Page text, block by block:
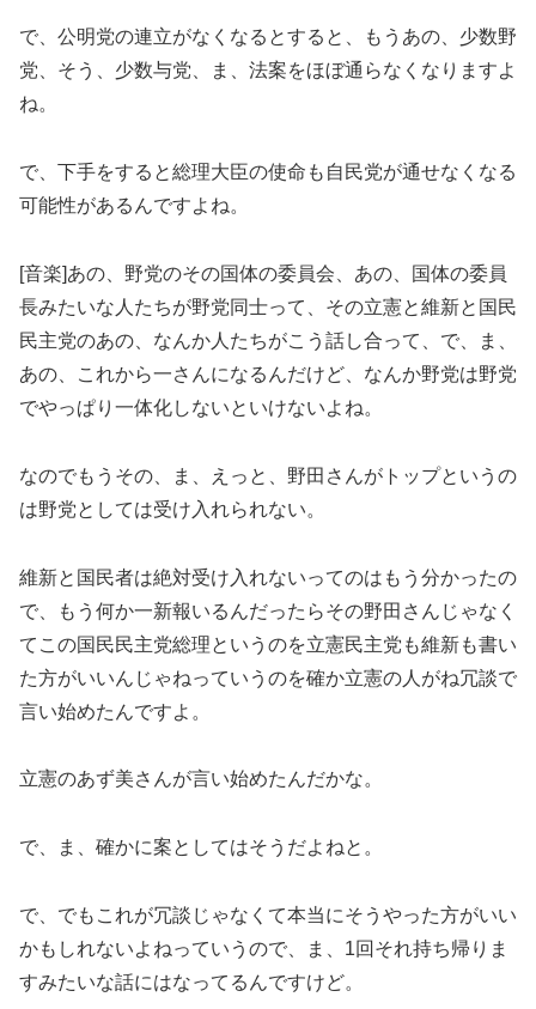
で、公明党の連立がなくなるとすると、もうあの、少数野
党、そう、少数与党、ま、法案をほぼ通らなくなりますよ
ね。
で、下手をすると総理大臣の使命も自民党が通せなくなる
可能性があるんですよね。
[音楽]あの、野党のその国体の委員会、あの、国体の委員
長みたいな人たちが野党同士って、その立憲と維新と国民
民主党のあの、なんか人たちがこう話し合って、で、ま、
あの、これから一さんになるんだけど、なんか野党は野党
でやっぱり一体化しないといけないよね。
なのでもうその、ま、えっと、野田さんがトップというの
は野党としては受け入れられない。
維新と国民者は絶対受け入れないってのはもう分かったの
で、もう何か一新報いるんだったらその野田さんじゃなく
てこの国民民主党総理というのを立憲民主党も維新も書い
た方がいいんじゃねっていうのを確か立憲の人がね冗談で
言い始めたんですよ。
立憲のあず美さんが言い始めたんだかな。
で、ま、確かに案としてはそうだよねと。
で、でもこれが冗談じゃなくて本当にそうやった方がいい
かもしれないよねっていうので、ま、1回それ持ち帰りま
すみたいな話にはなってるんですけど。